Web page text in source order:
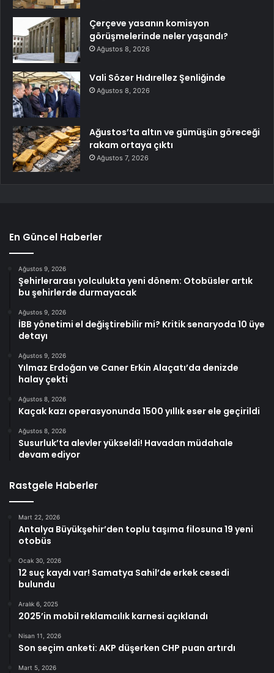
Çerçeve yasanın komisyon
görüşmelerinde neler yaşandı?
Ağustos 8, 2026
Vali Sözer Hıdırellez Şenliğinde
Ağustos 8, 2026
Ağustos’ta altın ve gümüşün göreceği
rakam ortaya çıktı
Ağustos 7, 2026
En Güncel Haberler
Ağustos 9, 2026
Şehirlerarası yolculukta yeni dönem: Otobüsler artık
bu şehirlerde durmayacak
Ağustos 9, 2026
İBB yönetimi el değiştirebilir mi? Kritik senaryoda 10 üye
detayı
Ağustos 9, 2026
Yılmaz Erdoğan ve Caner Erkin Alaçatı’da denizde
halay çekti
Ağustos 8, 2026
Kaçak kazı operasyonunda 1500 yıllık eser ele geçirildi
Ağustos 8, 2026
Susurluk’ta alevler yükseldi! Havadan müdahale
devam ediyor
Rastgele Haberler
Mart 22, 2026
Antalya Büyükşehir’den toplu taşıma filosuna 19 yeni
otobüs
Ocak 30, 2026
12 suç kaydı var! Samatya Sahil’de erkek cesedi
bulundu
Aralık 6, 2025
2025’in mobil reklamcılık karnesi açıklandı
Nisan 11, 2026
Son seçim anketi: AKP düşerken CHP puan artırdı
Mart 5, 2026